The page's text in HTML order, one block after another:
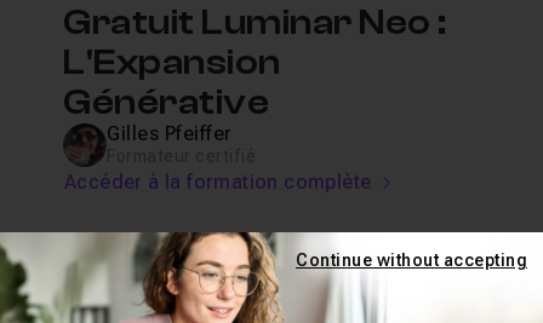
Gratuit Luminar Neo :
L'Expansion
Générative
Gilles Pfeiffer
Accéder à la formation complète